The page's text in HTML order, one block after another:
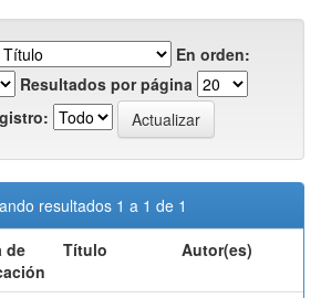
En orden:
Resultados por página
resultados 1 a 1 de 1
de
Título Autor(es)